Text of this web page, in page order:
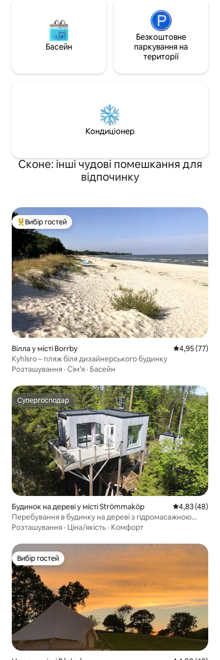
Басейн
Безкоштовне
паркування на
території
Кондиціонер
Сконе: інші чудові помешкання для
відпочинку
Топ вибір гостей
Вибір гостей
Вілла у місті Borrby Середня
4,95 (77)
Kyhlsro – пляж біля дизайнерського будинку
Розташування · Сім’я · Басейн
Супергосподар
Супергосподар
Будинок на дереві у місті Strömmaköp Середня
4,83 (48)
Перебування в будинку на дереві з гідромасажною
ванною на дровах і природою!
Розташування · Ціна/якість · Комфорт
Вибір гостей
Вибір гостей